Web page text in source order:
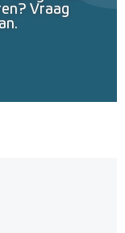
Vraag